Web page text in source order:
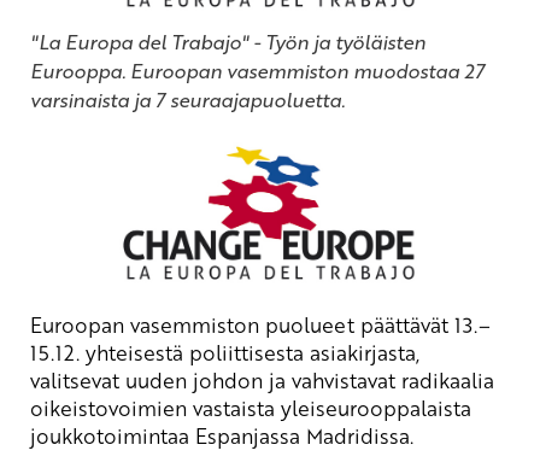
"La Europa del Trabajo" - Työn ja työläisten
Eurooppa. Euroopan vasemmiston muodostaa 27
varsinaista ja 7 seuraajapuoluetta.
Euroopan vasemmiston puolueet päättävät 13.–
15.12. yhteisestä poliittisesta asiakirjasta,
valitsevat uuden johdon ja vahvistavat radikaalia
oikeistovoimien vastaista yleiseurooppalaista
joukkotoimintaa Espanjassa Madridissa.